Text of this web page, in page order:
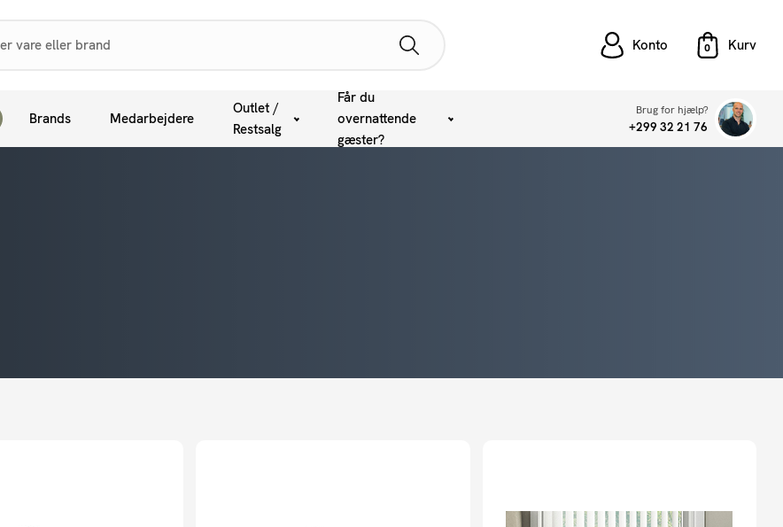
Konto
Brands Medarbejdere
Outlet /
Restsalg
Får du
overnattende
gæster?
Brug for hjælp?
+299 32 21 76